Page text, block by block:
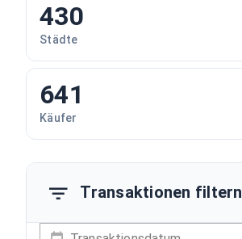
430
Städte
641
Käufer
Transaktionen filtern